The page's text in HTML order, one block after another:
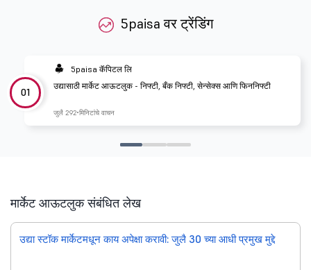
5paisa वर ट्रेंडिंग
01
5paisa कॅपिटल लि
उद्यासाठी मार्केट आऊटलुक - निफ्टी, बँक निफ्टी, सेन्सेक्स आणि फिननिफ्टी
जुलै 292 मिनिटांचे वाचन
मार्केट आऊटलुक संबंधित लेख
उद्या स्टॉक मार्केटमधून काय अपेक्षा करावी: जुलै 30 च्या आधी प्रमुख मुद्दे